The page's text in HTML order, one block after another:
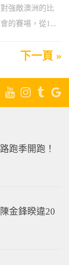
強敵澳洲的比
的賽場，從1...
下一頁 »
跑季開跑！
金鋒睽違20